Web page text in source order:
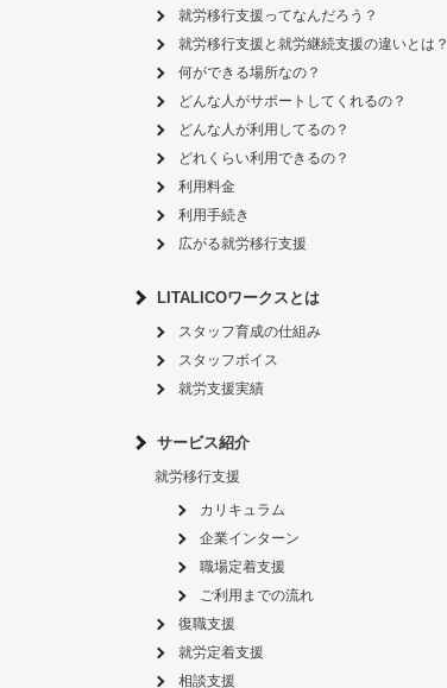
就労移行支援ってなんだろう？
就労移行支援と就労継続支援の違いとは？
何ができる場所なの？
どんな人がサポートしてくれるの？
どんな人が利用してるの？
どれくらい利用できるの？
利用料金
利用手続き
広がる就労移行支援
LITALICOワークスとは
スタッフ育成の仕組み
スタッフボイス
就労支援実績
サービス紹介
就労移行支援
カリキュラム
企業インターン
職場定着支援
ご利用までの流れ
復職支援
就労定着支援
相談支援